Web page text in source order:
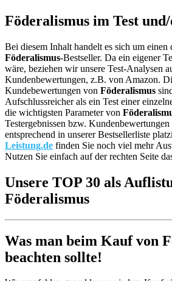
Föderalismus im Test
Bei diesem Inhalt handelt es sich um
Föderalismus-Bestseller. Da ein eigener
wäre, beziehen wir unsere Test-Analysen
Kundenbewertungen, z.B. von Amazon.
Kundebewertungen von Föderalismus
Aufschlussreicher als ein Test einer
die wichtigsten Parameter von
Testergebnissen bzw.
entsprechend in unserer Bestsellerliste
Leistung.de finden Sie noch viel mehr
Nutzen Sie einfach auf der rechten Seite
Unsere TOP 30 als
Föderalismus
Was man beim Kauf von
beachten sollte!